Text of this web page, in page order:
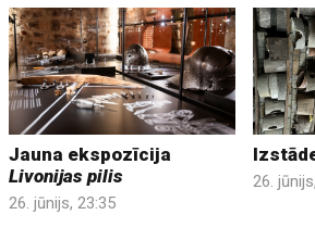
Jauna ekspozīcija
Livonijas pilis
26. jūnijs, 23:35
26.